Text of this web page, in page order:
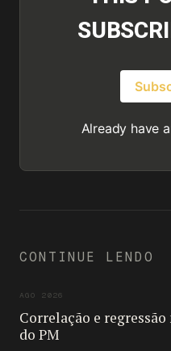
Already have
CONTINUE LENDO
AGO 2026
Correlação e
do PM